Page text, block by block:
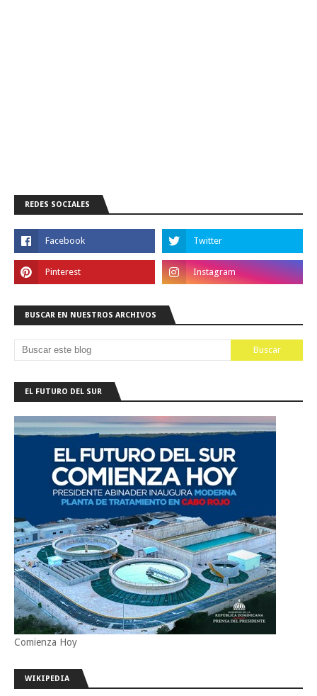
REDES SOCIALES
BUSCAR EN NUESTROS ARCHIVOS
EL FUTURO DEL SUR
Comienza Hoy
WIKIPEDIA